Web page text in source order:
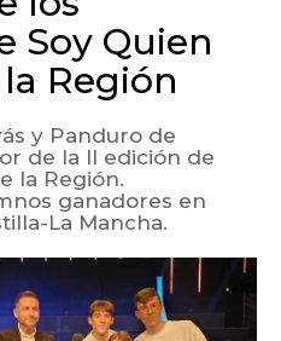
y Panduro de
de la II edición de
la Región.
ganadores en
La Mancha.